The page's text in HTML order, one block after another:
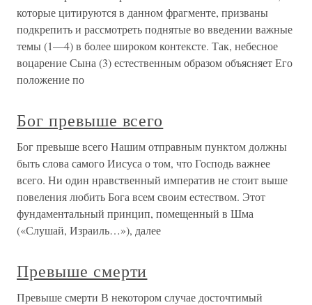
которые цитируются в данном фрагменте, призваны
подкрепить и рассмотреть поднятые во введении важные
темы (1—4) в более широком контексте. Так, небесное
воцарение Сына (3) естественным образом объясняет Его
положение по
Бог превыше всего
Бог превыше всего Нашим отправным пунктом должны
быть слова самого Иисуса о том, что Господь важнее
всего. Ни один нравственный императив не стоит выше
повеления любить Бога всем своим естеством. Этот
фундаментальный принцип, помещенный в Шма
(«Слушай, Израиль…»), далее
Превыше смерти
Превыше смерти В некотором случае досточтимый